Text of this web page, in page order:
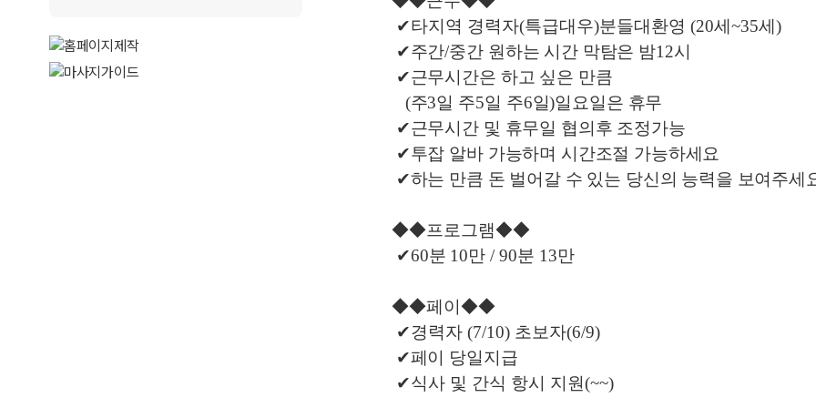
✔타지역 경력자(특급대우)분들대환영 (20세~35세)
✔주간/중간 원하는 시간 막탐은 밤12시
✔근무시간은 하고 싶은 만큼
(주3일 주5일 주6일)일요일은 휴무
✔근무시간 및 휴무일 협의후 조정가능
✔투잡 알바 가능하며 시간조절 가능하세요
✔하는 만큼 돈 벌어갈 수 있는 당신의 능력을 보여주세
◆◆프로그램◆◆
✔60분 10만/ 90분 13만
◆◆페이◆◆
✔경력자 (7/10) 초보자(6/9)
✔페이 당일지급
✔식사 및 간식 항시 지원(~~)